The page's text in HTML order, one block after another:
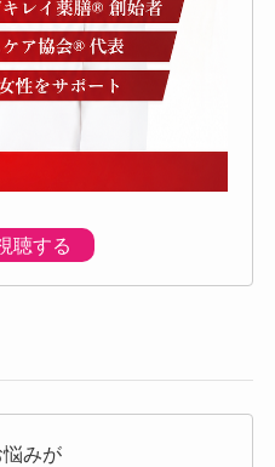
聴する
みが